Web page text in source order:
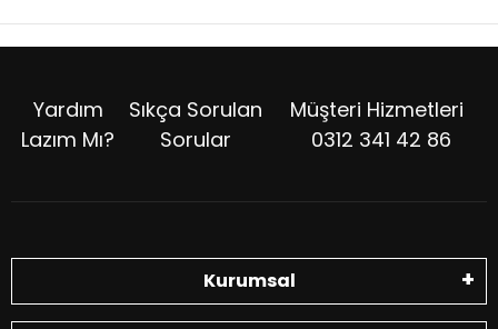
Yardım
Lazım Mı?
Sıkça Sorulan
Sorular
Müşteri Hizmetleri
0312 341 42 86
Kurumsal